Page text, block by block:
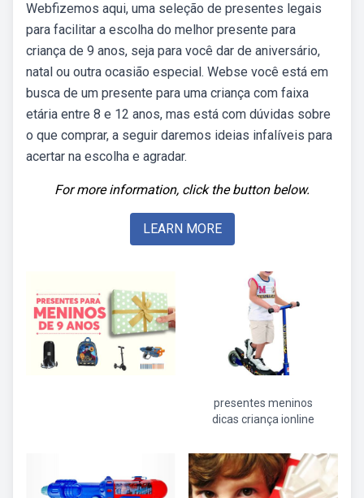
Webfizemos aqui, uma seleção de presentes legais
para facilitar a escolha do melhor presente para
criança de 9 anos, seja para você dar de aniversário,
natal ou outra ocasião especial. Webse você está em
busca de um presente para uma criança com faixa
etária entre 8 e 12 anos, mas está com dúvidas sobre
o que comprar, a seguir daremos ideias infalíveis para
acertar na escolha e agradar.
For more information, click the button below.
LEARN MORE
presentes meninos
dicas criança ionline